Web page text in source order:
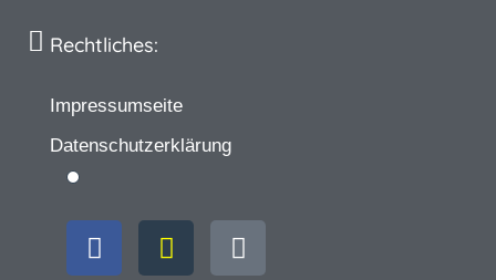
Rechtliches:
Impressumseite
Datenschutzerklärung